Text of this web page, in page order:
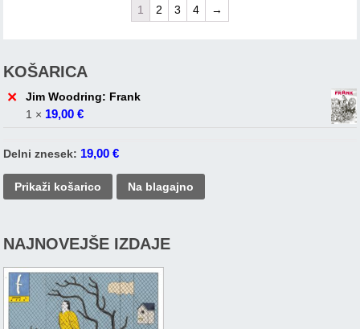
1 2 3 4 →
KOŠARICA
×
Jim Woodring: Frank
1 × 19,00€
Delni znesek: 19,00€
Prikaži košarico Na blagajno
NAJNOVEJŠE IZDAJE